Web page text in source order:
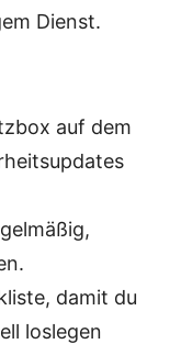
Dienst.
auf dem
damit du
loslegen